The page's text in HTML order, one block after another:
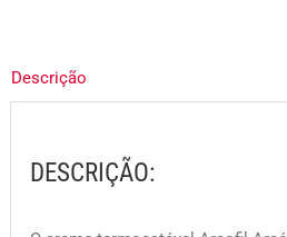
Descrição
DESCRIÇÃO: